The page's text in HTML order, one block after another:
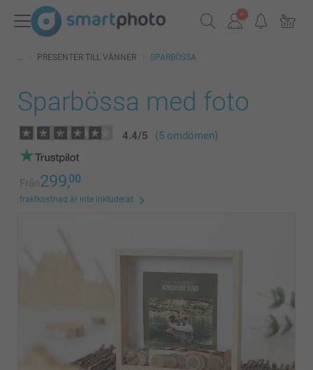
PRESENTER TILL VÄNNER SPARBÖSSA
Sparbössa med foto
4.4/5 (5 omdömen)
Från299,00
fraktkostnad är inte inkluderat